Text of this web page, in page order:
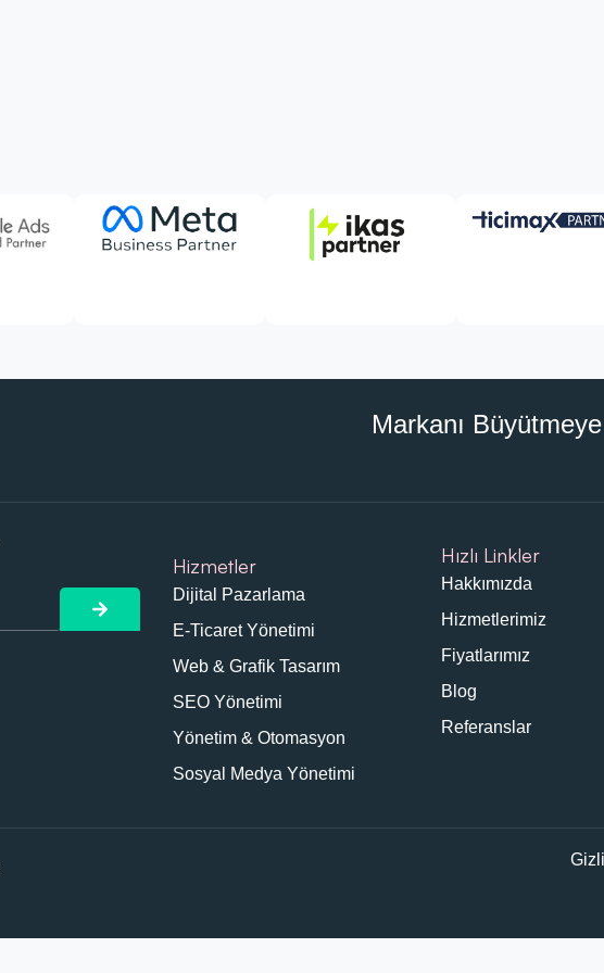
Markanı Büyütmeye
Hizmetler
Dijital Pazarlama
E-Ticaret Yönetimi
Web & Grafik Tasarım
SEO Yönetimi
Yönetim & Otomasyon
Sosyal Medya Yönetimi
Hızlı Linkler
Hakkımızda
Hizmetlerimiz
Fiyatlarımız
Blog
Referanslar